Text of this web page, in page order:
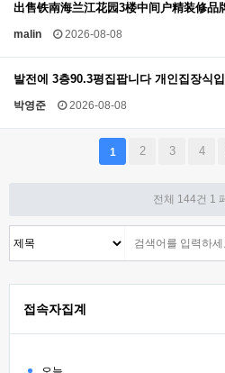
出售铁南海兰江花园3楼中间户精装修品
malin 2026-08-08
발전에 3층90.3평집팝니다 개인집장식
박영준 2026-08-08
1 2 3 4
전체 144건 1
접속자집계